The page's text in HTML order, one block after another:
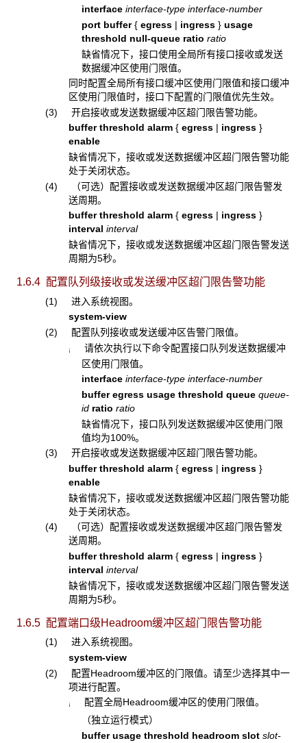
interface interface-type interface-number
port buffer{egress | ingress }usage
threshold null-queue ratio ratio
缺省情况下，接口使用全局所有接口接收或发送
数据缓冲区使用门限值。
同时配置全局所有接口缓冲区使用门限值和接口缓冲
区使用门限值时，接口下配置的门限值优先生效。
(3) 开启接收或发送数据缓冲区超门限告警功能。
buffer threshold alarm {egress | ingress }
enable
缺省情况下，接收或发送数据缓冲区超门限告警功能
处于关闭状态。
(4) （可选）配置接收或发送数据缓冲区超门限告警发
送周期。
buffer threshold alarm {egress | ingress }
interval interval
缺省情况下，接收或发送数据缓冲区超门限告警发送
周期为5秒。
1.6.4 配置队列级接收或发送缓冲区超门限告警功能
(1) 进入系统视图。
system-view
(2) 配置队列接收或发送缓冲区告警门限值。
¡ 请依次执行以下命令配置接口队列发送数据缓冲
区使用门限值。
interface interface-type interface-number
buffer egress usage threshold queue queue-
idratio ratio
缺省情况下，接口队列发送数据缓冲区使用门限
值均为100%。
(3) 开启接收或发送数据缓冲区超门限告警功能。
buffer threshold alarm {egress | ingress }
enable
缺省情况下，接收或发送数据缓冲区超门限告警功能
处于关闭状态。
(4) （可选）配置接收或发送数据缓冲区超门限告警发
送周期。
buffer threshold alarm {egress | ingress }
interval interval
缺省情况下，接收或发送数据缓冲区超门限告警发送
周期为5秒。
1.6.5 配置端口级Headroom缓冲区超门限告警功能
(1) 进入系统视图。
system-view
(2) 配置Headroom缓冲区的门限值。请至少选择其中一
项进行配置。
¡
配置全局Headroom缓冲区的使用门限值。
（独立运行模式）
buffer usage threshold headroom slot slot-